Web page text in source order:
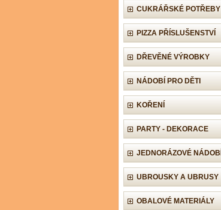
CUKRÁŘSKÉ POTŘEBY
PIZZA PŘÍSLUŠENSTVÍ
DŘEVĚNÉ VÝROBKY
NÁDOBÍ PRO DĚTI
KOŘENÍ
PARTY - DEKORACE
JEDNORÁZOVÉ NÁDOBÍ
UBROUSKY A UBRUSY
OBALOVÉ MATERIÁLY